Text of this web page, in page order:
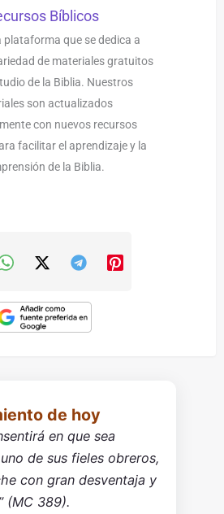
Bíblicos
plataforma que se dedica a
de materiales gratuitos
de la Biblia. Nuestros
son actualizados
con nuevos recursos
facilitar el aprendizaje y la
de la Biblia.
de hoy
en que sea
de sus fieles obreros,
con gran desventaja y
(MC 389).